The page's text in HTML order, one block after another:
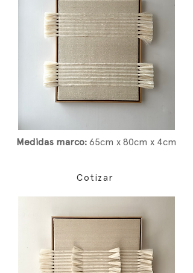
Medidas marco: 65cm x 80cm x 4cm
Cotizar